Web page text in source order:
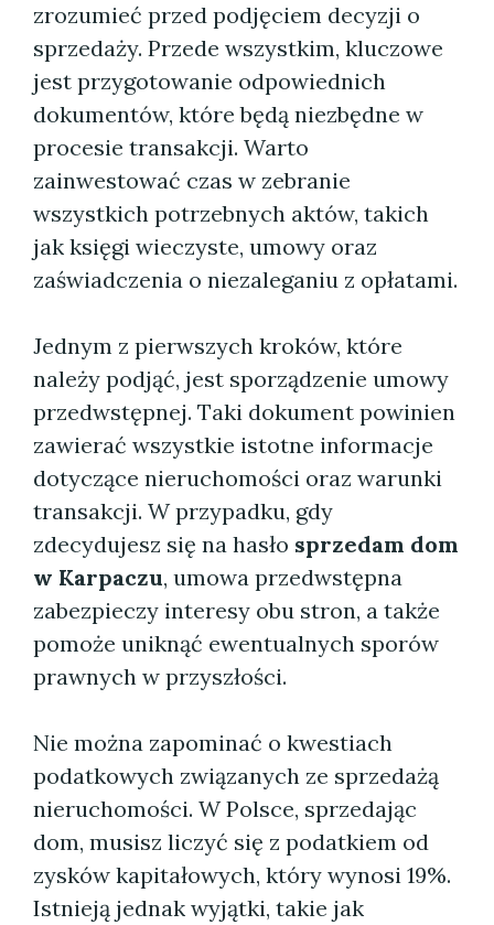
zrozumieć przed podjęciem decyzji o
sprzedaży. Przede wszystkim, kluczowe
jest przygotowanie odpowiednich
dokumentów, które będą niezbędne w
procesie transakcji. Warto
zainwestować czas w zebranie
wszystkich potrzebnych aktów, takich
jak księgi wieczyste, umowy oraz
zaświadczenia o niezaleganiu z opłatami.
Jednym z pierwszych kroków, które
należy podjąć, jest sporządzenie umowy
przedwstępnej. Taki dokument powinien
zawierać wszystkie istotne informacje
dotyczące nieruchomości oraz warunki
transakcji. W przypadku, gdy
zdecydujesz się na hasło sprzedam dom
w Karpaczu, umowa przedwstępna
zabezpieczy interesy obu stron, a także
pomoże uniknąć ewentualnych sporów
prawnych w przyszłości.
Nie można zapominać o kwestiach
podatkowych związanych ze sprzedażą
nieruchomości. W Polsce, sprzedając
dom, musisz liczyć się z podatkiem od
zysków kapitałowych, który wynosi 19%.
Istnieją jednak wyjątki, takie jak